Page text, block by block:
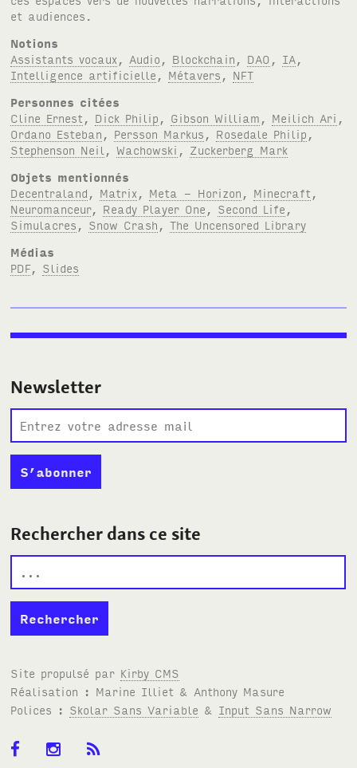
et audiences.
Notions
Assistants vocaux
Audio Blockchain DAO IA
Intelligence artificielle
Métavers
NFT
Personnes citées
Cline Ernest
Dick Philip Gibson William Meilich Ari
Ordano Esteban
Persson Markus Rosedale Philip
Stephenson Neil
,Wachowski
Zuckerberg Mark
Objets mentionnés
Decentraland
Matrix Meta - Horizon Minecraft
Neuromanceur, Ready Player One Second Life
Simulacres
Snow Crash ,The Uncensored Library
Médias
PDF, Slides
Newsletter
Rechercher dans ce site
Site propulsé par Kirby CMS
Réalisation : Marine Illiet & Anthony Masure
Polices : Skolar Sans Variable & Input Sans Narrow